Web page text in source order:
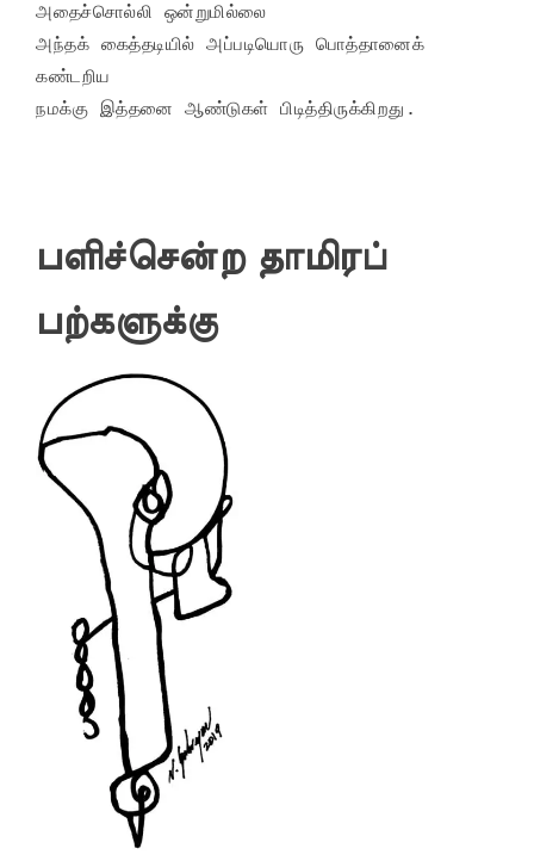
அதைச்சொல்லி ஒன்றுமில்லை
அந்தக் கைத்தடியில் அப்படியொரு பொத்தானைக்
கண்டறிய
நமக்கு இத்தனை ஆண்டுகள் பிடித்திருக்கிறது.
பளிச்சென்ற தாமிரப்
பற்களுக்கு